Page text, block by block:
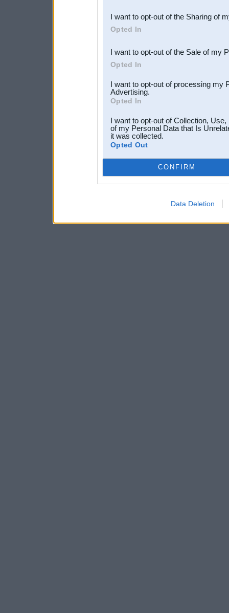
Downstream Participants
third parties.
I want to opt-out of the Sharing of
Opted In
I want to opt-out of the Sale of my
Opted In
I want to opt-out of processing my
Advertising.
Opted In
I want to opt-out of Collection,
of my Personal Data that Is
it was collected.
Opted Out
CONFIRM
Data Deletion